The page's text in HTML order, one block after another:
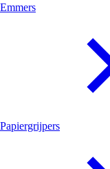
Emmers
Papiergrijpers